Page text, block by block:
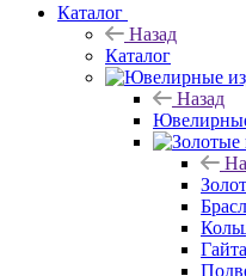
Каталог
Назад
Каталог
Назад